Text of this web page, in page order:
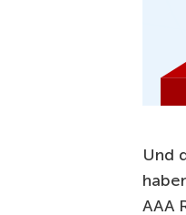
Und
AAA